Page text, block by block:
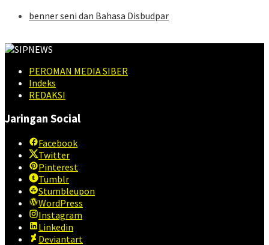
benner seni dan Bahasa Disbudpar
PEROMAN MEDIA SIBER
Indeks
REDAKSI
Jaringan Social
Facebook
Twitter
Pinterest
Tumblr
Stumbleupon
WordPress
Instagram
Linkedin
Deviantart